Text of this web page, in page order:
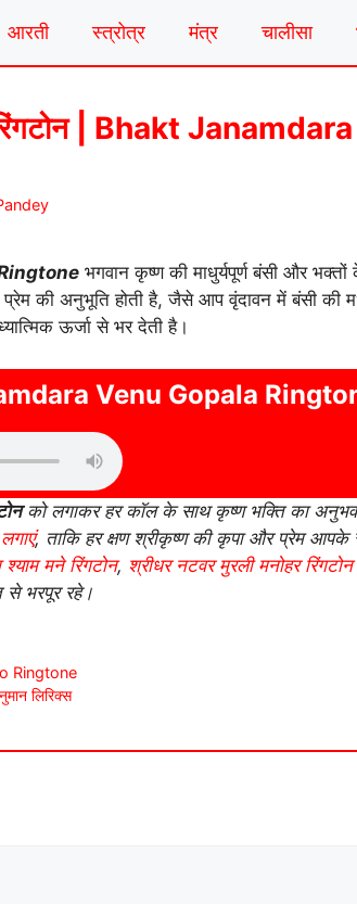
आरती स्त्रोत्र मंत्र चालीसा
रिंगटोन | Bhakt
भगवान कृष्ण की माधुर्यपूर्ण बंसी और
की अनुभूति होती है, जैसे आप वृंदावन में बंसी की
ऊर्जा से भर देती है।
Venu Gopala
को लगाकर हर कॉल के साथ कृष्ण भक्ति का
, ताकि हर क्षण श्रीकृष्ण की कृपा और प्रेम आपके
श्याम मने रिंगटोन, श्रीधर नटवर मुरली मनोहर रिंगटोन
भरपूर रहे।
Ringtone
लिरिक्स